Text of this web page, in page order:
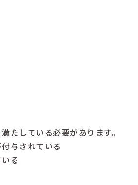
たしている必要があります。
与されている
る